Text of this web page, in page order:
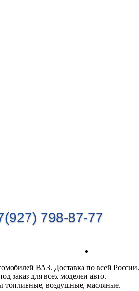
798-87-77
ВАЗ. Доставка по всей России.
заказ для всех моделей авто.
топливные, воздушные, масляные.